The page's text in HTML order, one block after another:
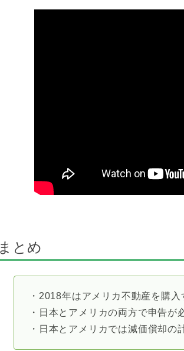
まとめ
・2018年はアメリカ不動産を購入
・日本とアメリカの両方で申告が
・日本とアメリカでは減価償却の